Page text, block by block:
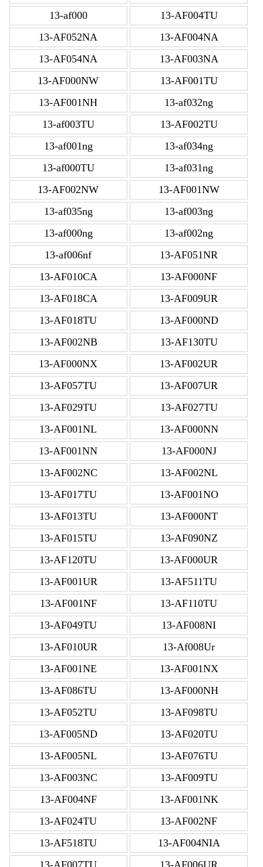
13-af000
13-AF004TU
13-AF052NA
13-AF004NA
13-AF054NA
13-AF003NA
13-AF000NW
13-AF001TU
13-AF001NH
13-af032ng
13-af003TU
13-AF002TU
13-af001ng
13-af034ng
13-af000TU
13-af031ng
13-AF002NW
13-AF001NW
13-af035ng
13-af003ng
13-af000ng
13-af002ng
13-af006nf
13-AF051NR
13-AF010CA
13-AF000NF
13-AF018CA
13-AF009UR
13-AF018TU
13-AF000ND
13-AF002NB
13-AF130TU
13-AF000NX
13-AF002UR
13-AF057TU
13-AF007UR
13-AF029TU
13-AF027TU
13-AF001NL
13-AF000NN
13-AF001NN
13-AF000NJ
13-AF002NC
13-AF002NL
13-AF017TU
13-AF001NO
13-AF013TU
13-AF000NT
13-AF015TU
13-AF090NZ
13-AF120TU
13-AF000UR
13-AF001UR
13-AF511TU
13-AF001NF
13-AF110TU
13-AF049TU
13-AF008NI
13-AF010UR
13-Af008Ur
13-AF001NE
13-AF001NX
13-AF086TU
13-AF000NH
13-AF052TU
13-AF098TU
13-AF005ND
13-AF020TU
13-AF005NL
13-AF076TU
13-AF003NC
13-AF009TU
13-AF004NF
13-AF001NK
13-AF024TU
13-AF002NF
13-AF518TU
13-AF004NIA
13-AF007TU
13-AF006UR